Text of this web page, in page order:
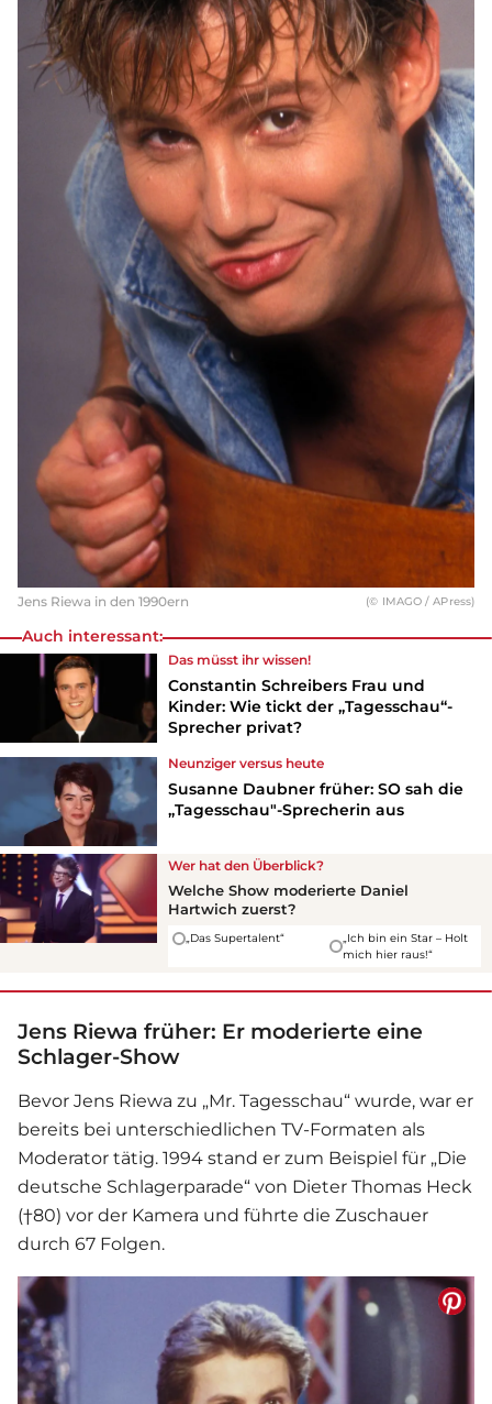
Jens Riewa in den 1990ern (© IMAGO / APress)
Auch interessant:
Das müsst ihr wissen!
Constantin Schreibers Frau und
Kinder: Wie tickt der „Tagesschau“-
Sprecher privat?
Neunziger versus heute
Susanne Daubner früher: SO sah die
„Tagesschau"-Sprecherin aus
Wer hat den Überblick?
Welche Show moderierte Daniel
Hartwich zuerst?
„Das Supertalent“
„Ich bin ein Star – Holt
mich hier raus!“
Jens Riewa früher: Er moderierte eine
Schlager-Show
Bevor Jens Riewa zu „Mr. Tagesschau“ wurde, war er
bereits bei unterschiedlichen TV-Formaten als
Moderator tätig. 1994 stand er zum Beispiel für „Die
deutsche Schlagerparade“ von Dieter Thomas Heck
(†80) vor der Kamera und führte die Zuschauer
durch 67 Folgen.